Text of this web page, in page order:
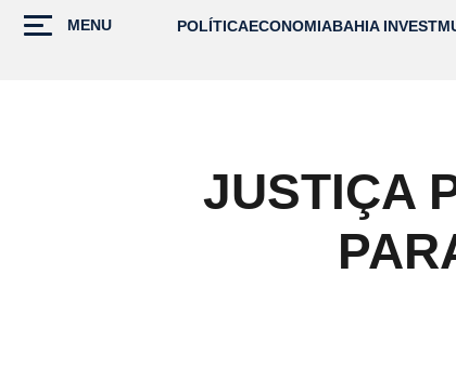
MENU POLÍTICAECONOMIABAHIA INVEST
JUSTIÇA